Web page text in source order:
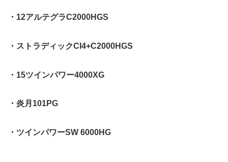
・12アルテグラC2000HGS
・ストラディックCI4+C2000HGS
・15ツインパワー4000XG
・炎月101PG
・ツインパワーSW 6000HG